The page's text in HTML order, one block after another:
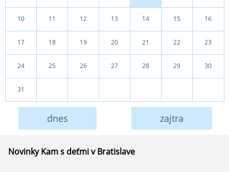
10 11 12 13 14 15 16
17 18 19 20 21 22 23
24 25 26 27 28 29 30
31
dnes zajtra
Novinky Kam s deťmi v Bratislave